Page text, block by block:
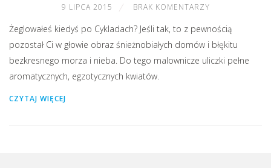
9 LIPCA 2015 BRAK KOMENTARZY
Żeglowałeś kiedyś po Cykladach? Jeśli tak, to z pewnością
pozostał Ci w głowie obraz śnieżnobiałych domów i błękitu
bezkresnego morza i nieba. Do tego malownicze uliczki pełne
aromatycznych, egzotycznych kwiatów.
CZYTAJ WIĘCEJ